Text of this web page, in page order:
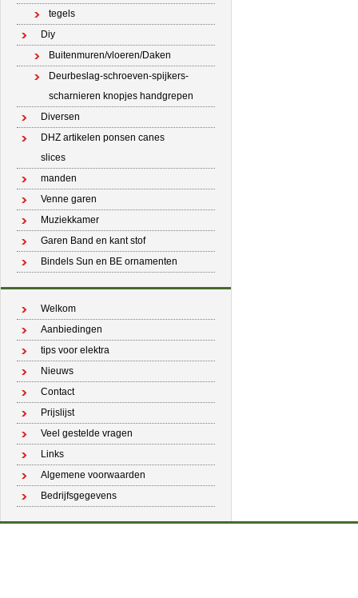
tegels
Diy
Buitenmuren/vloeren/Daken
Deurbeslag-schroeven-spijkers-
scharnieren knopjes handgrepen
Diversen
DHZ artikelen ponsen canes
slices
manden
Venne garen
Muziekkamer
Garen Band en kant stof
Bindels Sun en BE ornamenten
Welkom
Aanbiedingen
tips voor elektra
Nieuws
Contact
Prijslijst
Veel gestelde vragen
Links
Algemene voorwaarden
Bedrijfsgegevens